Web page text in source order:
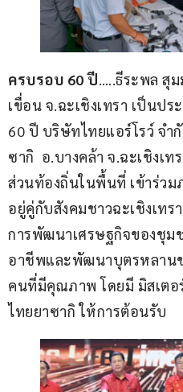
ครบรอบ 60 ปี …..ธีระพล สุ
เขื่อน จ.ฉะเชิงเทรา เป็นป
60 ปี บริษัทไทยแอร์โรว์ จำ
ซากิ  อ.บางคล้า จ.ฉะเชิงเ
ส่วนท้องถิ่นในพื้นที่ เข้าร่ว
อยู่คู่กับสังคมชาวฉะเชิงเทร
การพัฒนาเศรษฐกิจของชุม
อาชีพและพัฒนาบุตรหลานข
คนที่มีคุณภาพ โดยมี มิสเต
ไทยยาซากิ ให้การต้อนรับ